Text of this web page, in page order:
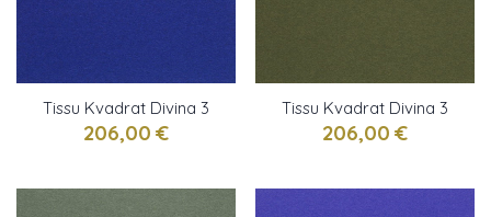
Tissu Kvadrat Divina 3
majorelle
206,00 €
Tissu Kvadrat Divina 3
militaire
206,00 €